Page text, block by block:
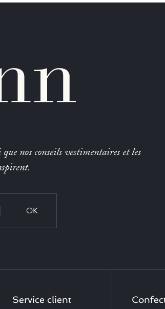
nos conseils vestimentaires et les
OK
Service client